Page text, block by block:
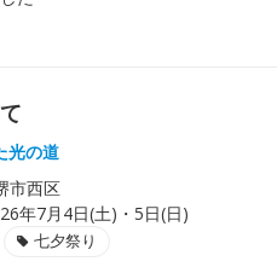
光の道
市西区
年7月4日(土)・5日(日)
七夕祭り